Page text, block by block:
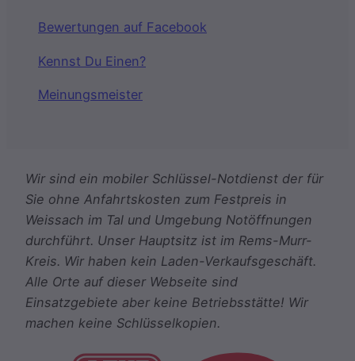
Bewertungen auf Facebook
Kennst Du Einen?
Meinungsmeister
Wir sind ein mobiler Schlüssel-Notdienst der für
Sie ohne Anfahrtskosten zum Festpreis in
Weissach im Tal und Umgebung Notöffnungen
durchführt. Unser Hauptsitz ist im Rems-Murr-
Kreis. Wir haben kein Laden-Verkaufsgeschäft.
Alle Orte auf dieser Webseite sind
Einsatzgebiete aber keine Betriebsstätte! Wir
machen keine Schlüsselkopien.